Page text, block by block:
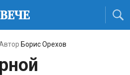
Борис Орехов